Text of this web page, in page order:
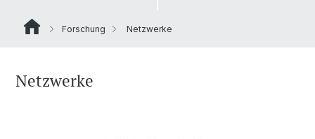
Forschung Netzwerke
Netzwerke